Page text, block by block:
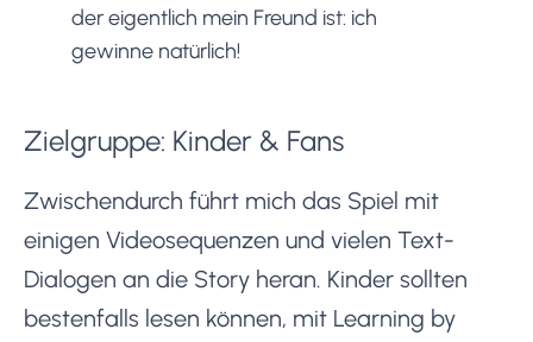
der eigentlich mein Freund ist: ich
gewinne natürlich!
Zielgruppe: Kinder & Fans
Zwischendurch führt mich das Spiel mit
einigen Videosequenzen und vielen Text-
Dialogen an die Story heran. Kinder sollten
bestenfalls lesen können, mit Learning by